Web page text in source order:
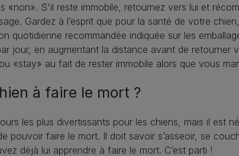
«non». S'il reste immobile, retournez vers lui et
Gardez à l’esprit que pour la santé de votre
quotidienne recommandée indiquée sur les
jour, en augmentant la distance avant de retourner
«stay» au fait de rester immobile alors que vous
à faire le mort ?
les plus divertissants pour les chiens, mais il est
pouvoir faire le mort. Il doit savoir s’asseoir, se
déjà lui apprendre à faire le mort. C’est parti !